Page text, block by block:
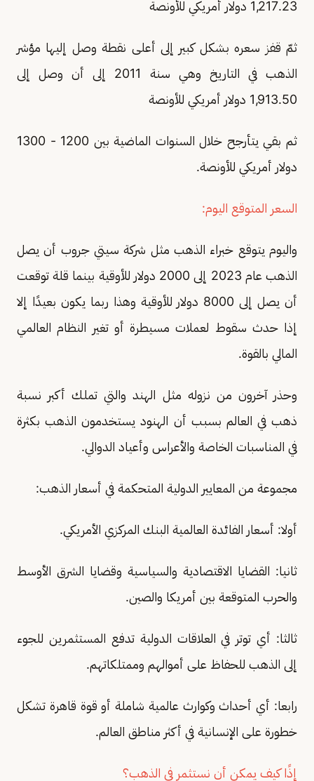
1,217.23 دولار أمريكي للأونصة
ثمّ قفز سعره بشكل كبير إلى أعلى نقطة وصل إليها مؤشر
الذهب في التاريخ وهي سنة 2011 إلى أن وصل إلى
1,913.50 دولار أمريكي للأونصة
ثم بقي يتأرجح خلال السنوات الماضية بين 1200 - 1300
دولار أمريكي للأونصة.
السعر المتوقع اليوم:
واليوم يتوقع خبراء الذهب مثل شركة سيتي جروب أن يصل
الذهب عام 2023 إلى 2000 دولار للأوقية بينما قلة توقعت
أن يصل إلى 8000 دولار للأوقية وهذا ربما يكون بعيدًا إلا
إذا حدث سقوط لعملات مسيطرة أو تغير النظام العالمي
المالي بالقوة.
وحذر آخرون من نزوله مثل الهند والتي تملك أكبر نسبة
ذهب في العالم بسبب أن الهنود يستخدمون الذهب بكثرة
في المناسبات الخاصة والأعراس وأعياد الدوالي.
مجموعة من المعايير الدولية المتحكمة في أسعار الذهب:
أولا: أسعار الفائدة العالمية البنك المركزي الأمريكي.
ثانيا: القضايا الاقتصادية والسياسية وقضايا الشرق الأوسط
والحرب المتوقعة بين أمريكا والصين.
ثالثا: أي توتر في العلاقات الدولية تدفع المستثمرين للجوء
إلى الذهب للحفاظ على أموالهم وممتلكاتهم.
رابعا: أي أحداث وكوارث عالمية شاملة أو قوة قاهرة تشكل
خطورة على الإنسانية في أكثر مناطق العالم.
إذًا كيف يمكن أن نستثمر في الذهب؟